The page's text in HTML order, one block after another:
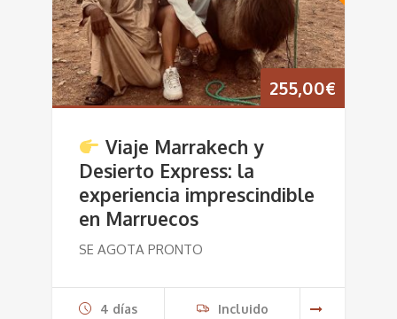
255,00€
Viaje Marrakech y
Desierto Express: la
experiencia imprescindible
en Marruecos
SE AGOTA PRONTO
4 dí­as Incluido